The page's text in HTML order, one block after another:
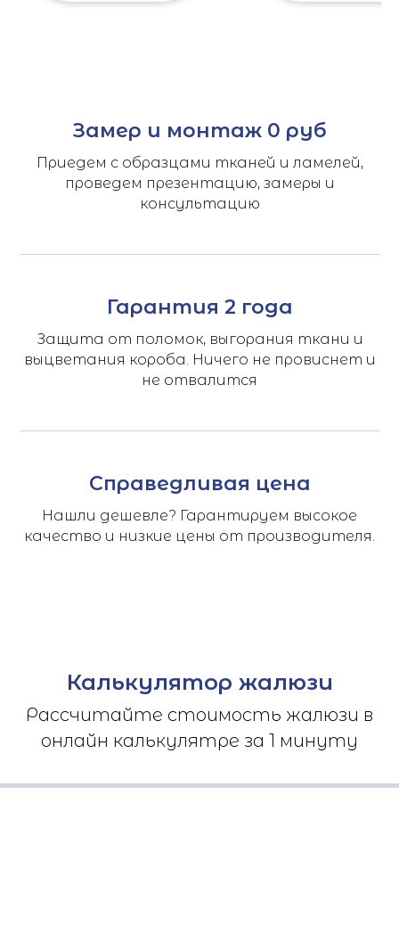
Замер и монтаж 0 руб
Приедем с образцами тканей и ламелей,
проведем презентацию, замеры и
консультацию
Гарантия 2 года
Защита от поломок, выгорания ткани и
выцветания короба. Ничего не провиснет и
не отвалится
Справедливая цена
Нашли дешевле? Гарантируем высокое
качество и низкие цены от производителя.
Калькулятор жалюзи
Рассчитайте стоимость жалюзи в
онлайн калькулятре за 1 минуту